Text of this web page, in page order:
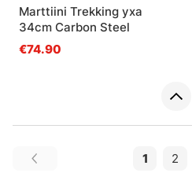
Marttiini Trekking yxa
34cm Carbon Steel
€74.90
1 2